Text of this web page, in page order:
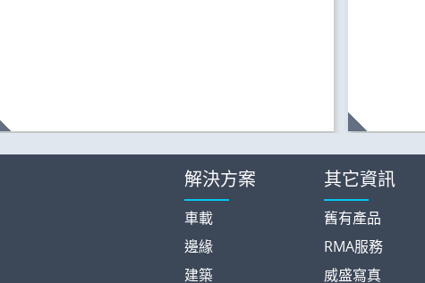
解決方案
車載
邊緣
建築
其它資訊
舊有產品
RMA服務
威盛寫真